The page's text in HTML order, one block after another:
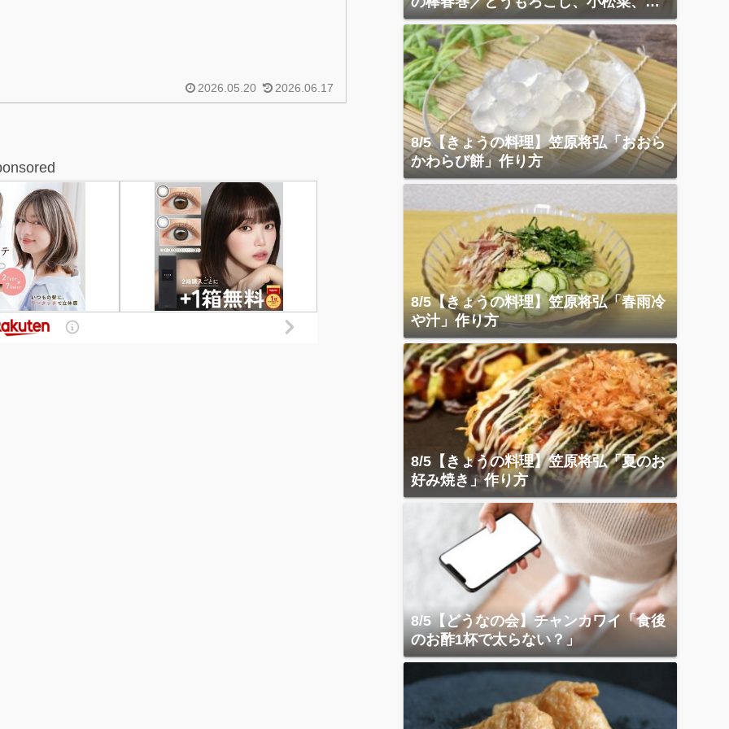
2026.05.20 2026.06.17
ーコン炒め
8/5【きょうの料理】笠原将弘「おおら
かわらび餅」作り方
8/5【きょうの料理】笠原将弘「春雨冷
や汁」作り方
8/5【きょうの料理】笠原将弘「夏のお
好み焼き」作り方
8/5【どうなの会】チャンカワイ「食後
のお酢1杯で太らない？」